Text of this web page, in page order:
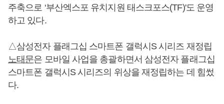
주축으로 ‘부산엑스포 유치지원 태스크포스(TF)'도 운영
하고 있다.
△삼성전자 플래그십 스마트폰 갤럭시S 시리즈 재정립
노태문은 모바일 사업을 총괄하면서 삼성전자 플래그십
스마트폰 갤럭시S 시리즈의 위상을 재정립하는 데 힘썼
다.